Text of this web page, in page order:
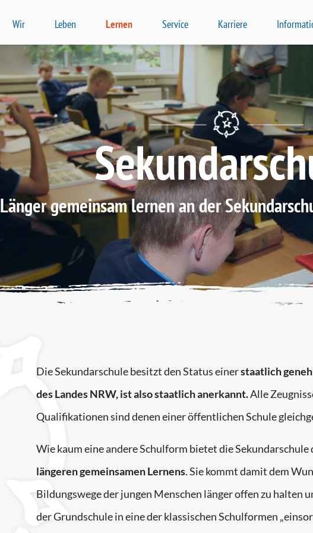
Wir Leben Lernen Service Karriere
Länger gemeinsam lernen an der
Die Sekundarschule besitzt den Status einerstaatlich
des Landes NRW, ist also staatlich anerkannt.Alle
Qualifikationen sind denen einer öffentlichen Schule
Wie kaum eine andere Schulform bietet die
längeren gemeinsamen Lernens. Sie kommt damit dem
Bildungswege der jungen Menschen länger offen zu halten
der Grundschule in eine der klassischen Schulformen